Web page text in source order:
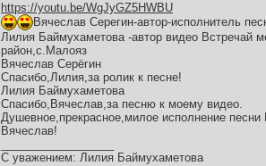
https://youtu.be/WgJyGZ5HWBU
Вячеслав Серегин-автор-исполнитель
Лилия Баймухаметова -автор видео Встречай
район,с.Малояз
Вячеслав Серёгин
Спасибо,Лилия,за ролик к песне!
Лилия Баймухаметова
Спасибо,Вячеслав,за песню к моему видео.
Душевное,прекрасное,милое исполнение
Вячеслав!
С уважением: Лилия Баймухаметова